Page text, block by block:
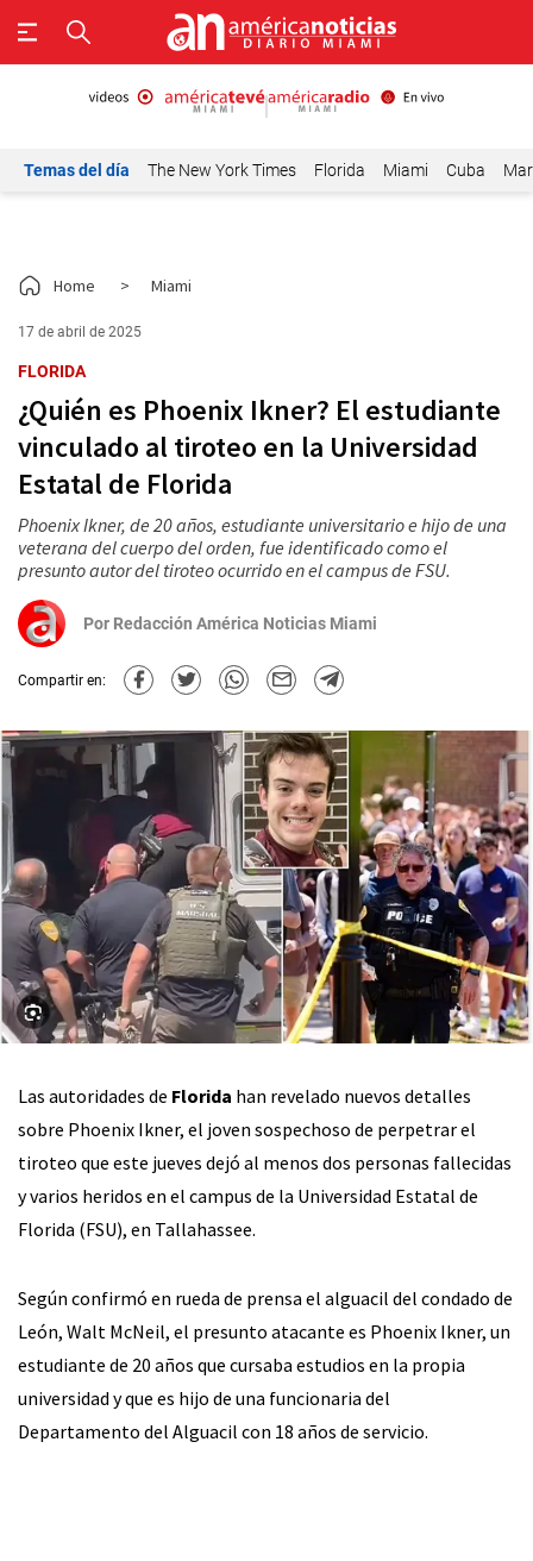
Temas del día The New York Times Florida Miami Cuba
Home > Miami
17 de abril de 2025
FLORIDA
¿Quién es Phoenix Ikner? El estudiante
vinculado al tiroteo en la Universidad
Estatal de Florida
Phoenix Ikner, de 20 años, estudiante universitario e hijo de una
veterana del cuerpo del orden, fue identificado como el
presunto autor del tiroteo ocurrido en el campus de FSU.
Por Redacción América Noticias Miami
Compartir en:
Las autoridades de Florida han revelado nuevos detalles
sobre Phoenix Ikner, el joven sospechoso de perpetrar el
tiroteo que este jueves dejó al menos dos personas fallecidas
y varios heridos en el campus de la Universidad Estatal de
Florida (FSU), en Tallahassee.
Según confirmó en rueda de prensa el alguacil del condado de
León, Walt McNeil, el presunto atacante es Phoenix Ikner, un
estudiante de 20 años que cursaba estudios en la propia
universidad y que es hijo de una funcionaria del
Departamento del Alguacil con 18 años de servicio.